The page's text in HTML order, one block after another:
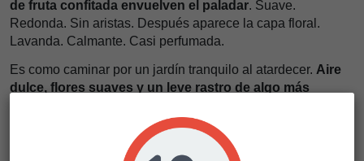
de fruta confitada envuelven el paladar. Suave.
Redonda. Sin aristas. Después aparece la capa floral.
Lavanda. Calmante. Casi perfumada.
Es como caminar por un jardín tranquilo al atardecer. Aire
dulce, flores suaves y un leve rastro de algo más
El efecto crece poco a poco. Sin prisa. Una calma pesada